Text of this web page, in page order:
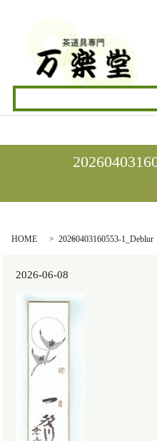
HOME 20260403160553-1_Deblur
2026-06-08